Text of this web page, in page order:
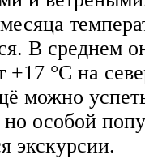
В среднем
+17 °C на
можно
особой
экскурсии.